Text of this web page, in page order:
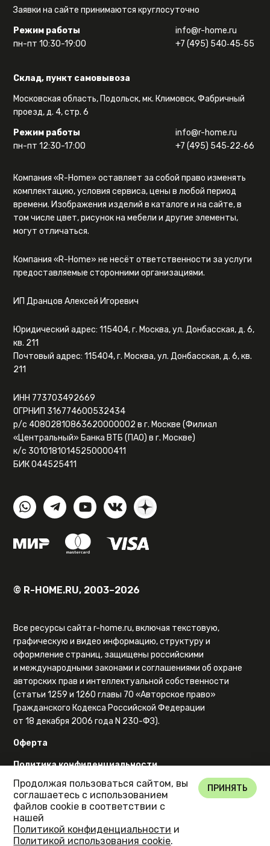
Заявки на сайте принимаются круглосуточно
Режим работы
пн-пт 10:30-19:00
info@r-home.ru
+7 (495) 540‑45‑55
Склад, пункт самовывоза
Московская область, Подольск, мк. Климовск, Фабричный
проезд, д. 4, стр. 6
Режим работы
пн-пт 12:30-17:00
info@r-home.ru
+7 (495) 545‑22‑66
Компания «R-Home» оставляет за собой право изменять
комплектацию, условия сервиса, цены в любой период
времени. Изображения изделий в каталоге и на сайте, в
том числе цвет, рисунок на мебели и другие элементы,
могут отличаться.
Компания «R-Home» не несёт ответственности за услуги
предоставляемые сторонними организациями.
ИП Дранцов Алексей Игоревич
Юридический адрес: 115404, г. Москва, ул. Донбасская, д. 6,
кв. 211
Почтовый адрес: 115404, г. Москва, ул. Донбасская, д. 6, кв.
211
ИНН 773703492669
ОГРНИП 316774600532434
р/с 40802810863620000002 в г. Москве (Филиал
«Центральный» Банка ВТБ (ПАО) в г. Москве)
к/с 30101810145250000411
БИК 044525411
© R-HOME.RU, 2003–2026
Все ресурсы сайта r-home.ru, включая текстовую,
графическую и видео информацию, структуру и
оформление страниц, защищены российскими
и международными законами и соглашениями об охране
авторских прав и интеллектуальной собственности
(статьи 1259 и 1260 главы 70 «Авторское право»
Гражданского Кодекса Российской Федерации
от 18 декабря 2006 года N 230-ФЗ).
Оферта
Политика конфиденциальности
Карта сайта
Продолжая пользоваться сайтом, вы
соглашаетесь с использованием
файлов cookie в соответствии с
нашей
Политикой конфиденциальности и
Политикой использования cookie.
ПРИНЯТЬ